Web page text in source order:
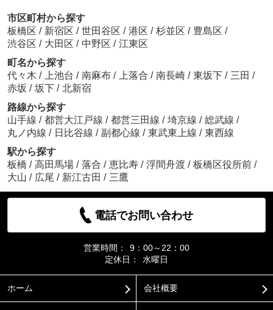
市区町村から探す
板橋区 / 新宿区 / 世田谷区 / 港区 / 杉並区 / 豊島区 /
渋谷区 / 大田区 / 中野区 / 江東区
町名から探す
代々木 / 上池台 / 南麻布 / 上落合 / 南長崎 / 東坂下 / 三田 /
赤坂 / 坂下 / 北新宿
路線から探す
山手線 / 都営大江戸線 / 都営三田線 / 埼京線 / 総武線 /
丸ノ内線 / 日比谷線 / 副都心線 / 東武東上線 / 東西線
駅から探す
板橋 / 高田馬場 / 落合 / 恵比寿 / 浮間舟渡 / 板橋区役所前 /
大山 / 広尾 / 新江古田 / 三鷹
電話でお問い合わせ
営業時間：
9：00～22：00
定休日：
水曜日
ホーム 会社概要